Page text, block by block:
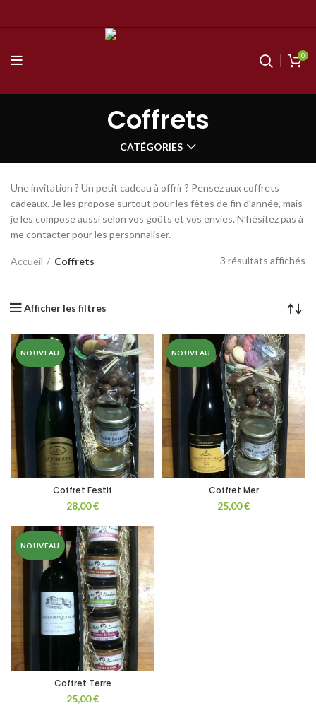
0
Coffrets
CATÉGORIES
Une invitation ? Un petit cadeau à offrir ? Pensez aux coffrets
cadeaux. Je les propose surtout pour les fêtes de fin d’année, mais
je les compose aussi selon vos goûts et vos envies. N’hésitez pas à
me contacter pour les personnaliser.
Accueil Coffrets 3 résultats affichés
Afficher les filtres
NOUVEAU
Coffret Festif
28,00€
NOUVEAU
Coffret Mer
25,00€
NOUVEAU
Coffret Terre
25,00€